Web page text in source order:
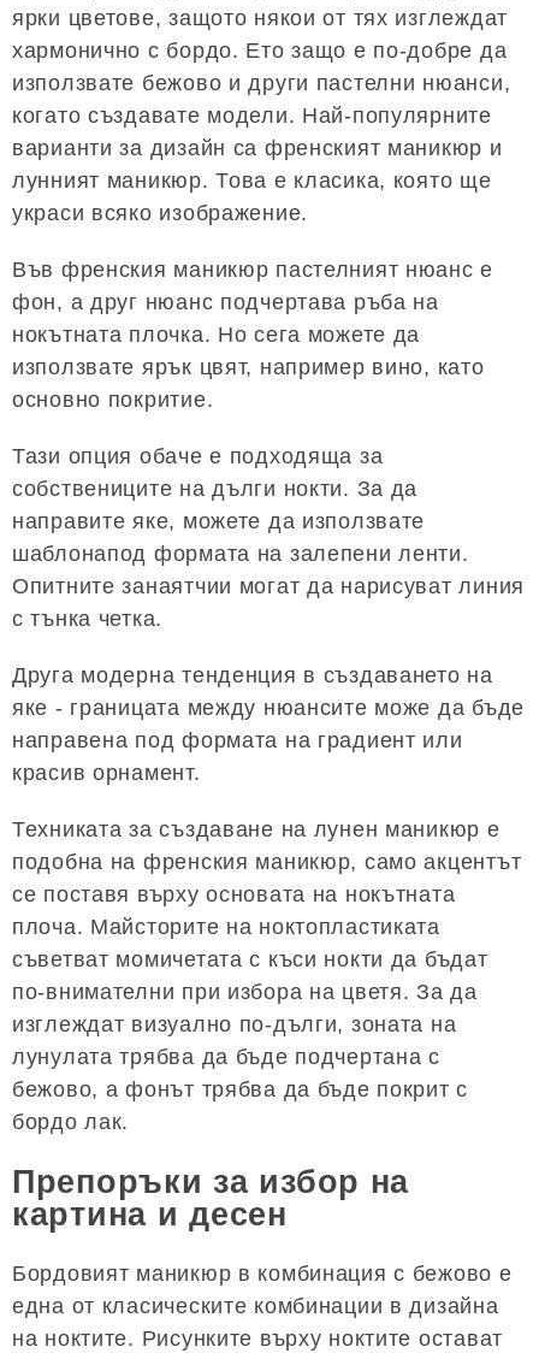
ярки цветове, защото някои от тях изглеждат
хармонично с бордо. Ето защо е по-добре да
използвате бежово и други пастелни нюанси,
когато създавате модели. Най-популярните
варианти за дизайн са френският маникюр и
лунният маникюр. Това е класика, която ще
украси всяко изображение.
Във френския маникюр пастелният нюанс е
фон, а друг нюанс подчертава ръба на
нокътната плочка. Но сега можете да
използвате ярък цвят, например вино, като
основно покритие.
Тази опция обаче е подходяща за
собствениците на дълги нокти. За да
направите яке, можете да използвате
шаблонапод формата на залепени ленти.
Опитните занаятчии могат да нарисуват линия
с тънка четка.
Друга модерна тенденция в създаването на
яке - границата между нюансите може да бъде
направена под формата на градиент или
красив орнамент.
Техниката за създаване на лунен маникюр е
подобна на френския маникюр, само акцентът
се поставя върху основата на нокътната
плоча. Майсторите на ноктопластиката
съветват момичетата с къси нокти да бъдат
по-внимателни при избора на цветя. За да
изглеждат визуално по-дълги, зоната на
лунулата трябва да бъде подчертана с
бежово, а фонът трябва да бъде покрит с
бордо лак.
Препоръки за избор на
картина и десен
Бордовият маникюр в комбинация с бежово е
една от класическите комбинации в дизайна
на ноктите. Рисунките върху ноктите остават